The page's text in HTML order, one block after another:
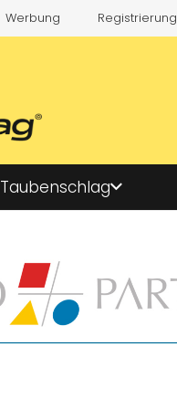
Werbung Registrierung
Taubenschlag